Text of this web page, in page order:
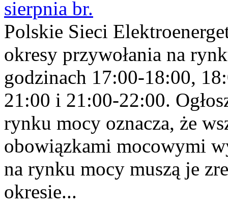
sierpnia br.
Polskie Sieci
okresy przywołania na
godzinach 17:00-18:00,
21:00 i 21:00-22:00.
rynku mocy oznacza, że
obowiązkami mocowymi
na rynku mocy muszą je
okresie...